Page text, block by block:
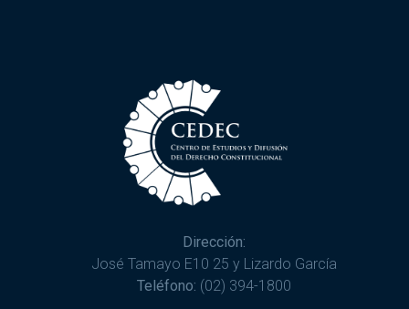
Dirección:
José Tamayo E10 25 y Lizardo García
Teléfono: (02) 394-1800